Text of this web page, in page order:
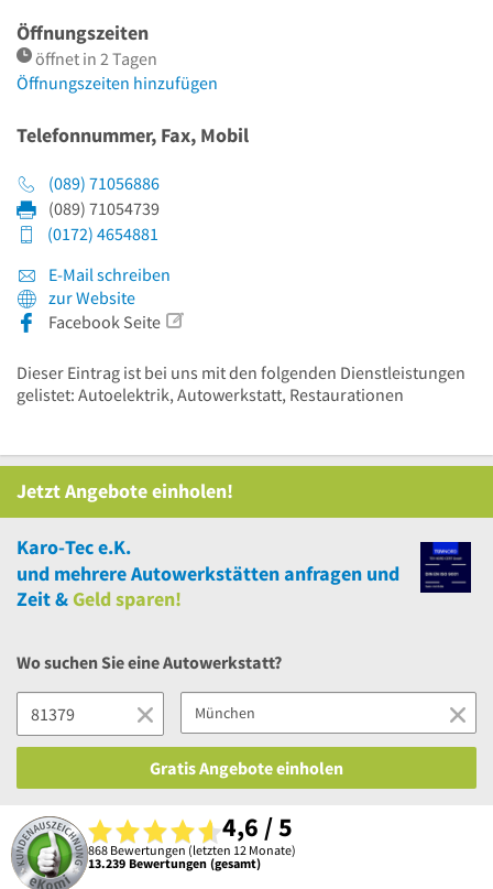
Öffnungszeiten
öffnet in 2 Tagen
Öffnungszeiten hinzufügen
Telefonnummer, Fax, Mobil
(089) 71056886
(089) 71054739
(0172) 4654881
E-Mail schreiben
zur Website
Facebook Seite
Dieser Eintrag ist bei uns mit den folgenden Dienstleistungen
gelistet: Autoelektrik, Autowerkstatt, Restaurationen
Jetzt Angebote einholen!
Karo-Tec e.K.
und mehrereAutowerkstätten anfragen und
Zeit &Geld sparen!
Wo suchen Sie eine Autowerkstatt?
Gratis Angebote einholen
4,6 / 5
868 Bewertungen (letzten 12 Monate)
13.239 Bewertungen (gesamt)